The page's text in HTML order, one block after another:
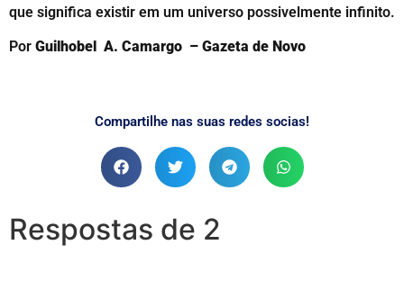
que significa existir em um universo possivelmente infinito.
Por Guilhobel A. Camargo – Gazeta de Novo
Compartilhe nas suas redes socias!
Respostas de 2